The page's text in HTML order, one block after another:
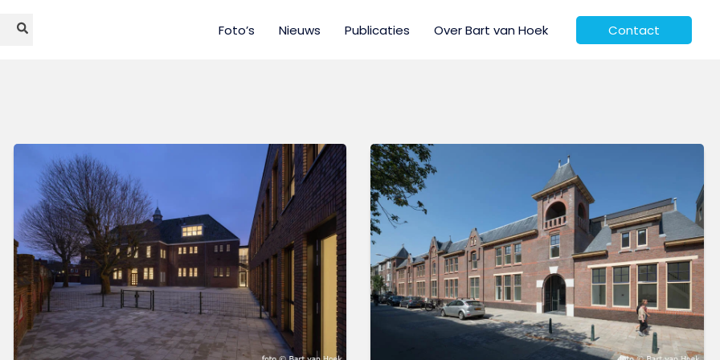
Foto’s Nieuws Publicaties Over Bart van Hoek Contact